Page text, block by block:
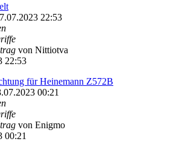
22:53
von Nittiotva
22:53
für Heinemann Z572B
00:21
von Enigmo
00:21